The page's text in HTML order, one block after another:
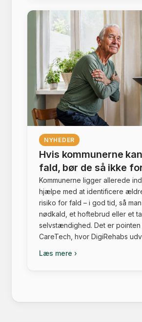
NYHEDER
Hvis kommunerne
fald, bør de så ikke
Kommunerne ligger allerede
hjælpe med at identificere
risiko for fald – i god tid, så
nødkald, et hoftebrud eller et
selvstændighed. Det er pointen
CareTech, hvor DigiRehabs
Læs mere ›